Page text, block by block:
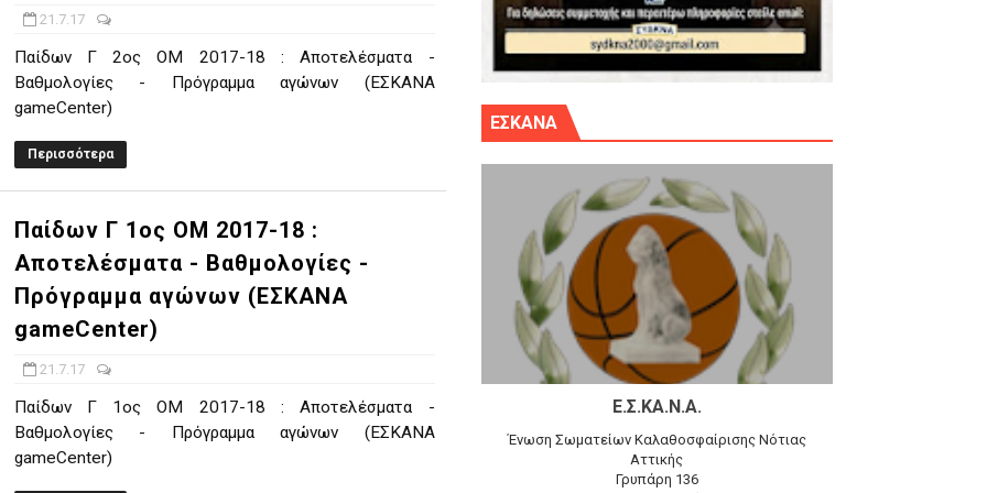
ΜΠΑΣΚΕΤ : 39Η ΕΠΕΤΕΙΟΣ ΑΠΟ ΤΟ ΕΠΟΣ ΤΟΥ 1987
ανδρών ΕΣΚΑΝΑ Μανδραϊκός Προοδευτική στο νέο κλ. Αγίου Δημητρίου την Κυριακή 14.6.26
Πανελευσινιακό στον τελικό αύριο με Αρετσού (το video του αγώνα)
η Φιλία Περάματος έφερε την σειρά στα ίσια (1-1) νίκησε τον Προφήτη Ηλία 78-74 στα Καμίνια
ΑΕ Ρέντη, Πέρα , Ερμής Αργυρ. και Δραπετσώνα
21.7.17
Παίδων Γ 2ος ΟΜ 2017-18 : Αποτελέσματα -
Βαθμολογίες - Πρόγραμμα αγώνων (ΕΣΚΑΝΑ
gameCenter)
Περισσότερα
Παίδων Γ 1ος ΟΜ 2017-18 :
Αποτελέσματα - Βαθμολογίες -
Πρόγραμμα αγώνων (ΕΣΚΑΝΑ
gameCenter)
21.7.17
Παίδων Γ 1ος ΟΜ 2017-18 : Αποτελέσματα -
Βαθμολογίες - Πρόγραμμα αγώνων (ΕΣΚΑΝΑ
gameCenter)
ΕΣΚΑΝΑ
Ε.Σ.ΚΑ.Ν.Α.
Ένωση Σωματείων Καλαθοσφαίρισης Νότιας
Αττικής
Γρυπάρη 136